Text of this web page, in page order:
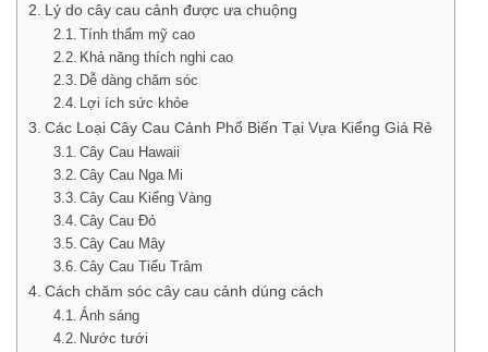
Lý do cây cau cảnh được ưa chuộng
Tính thẩm mỹ cao
Khả năng thích nghi cao
Dễ dàng chăm sóc
Lợi ích sức khỏe
Các Loại Cây Cau Cảnh Phổ Biến Tại Vựa Kiểng Giá Rẻ
Cây Cau Hawaii
Cây Cau Nga Mi
Cây Cau Kiểng Vàng
Cây Cau Đỏ
Cây Cau Mây
Cây Cau Tiểu Trâm
Cách chăm sóc cây cau cảnh dúng cách
Ánh sáng
Nước tưới